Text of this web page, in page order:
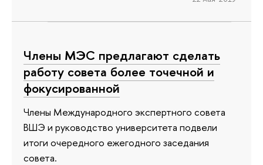
Члены МЭС предлагают сделать
работу совета более точечной и
фокусированной
Члены Международного экспертного совета
ВШЭ и руководство университета подвели
итоги очередного ежегодного заседания
совета.